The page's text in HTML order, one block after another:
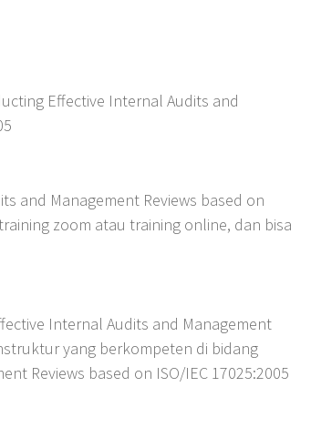
Effective Internal Audits and
and Management Reviews based on
zoom atau training online, dan bisa
Internal Audits and Management
yang berkompeten di bidang
Reviews based on ISO/IEC 17025:2005